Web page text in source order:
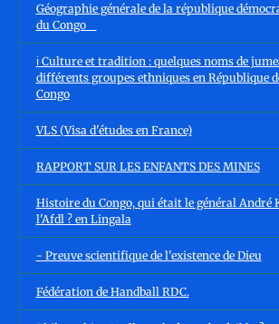
Géographie générale de la république
du Congo
ℹ️ Culture et tradition : quelques noms de
différents groupes ethniques en République
Congo
VLS (Visa d'études en France)
RAPPORT SUR LES ENFANTS DES MINES
Histoire du Congo, qui était le général André
l'Afdl ? en Lingala
- Preuve scientifique de l'existence de Dieu
Fédération de Handball RDC.